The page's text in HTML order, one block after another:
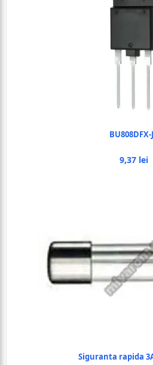
BU808DFX-
9,37 lei
Siguranta rapida